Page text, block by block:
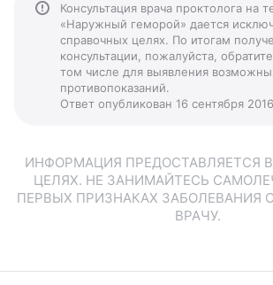
Консультация врача проктолога на
«Наружный геморой» дается
справочных целях. По итогам
консультации, пожалуйста,
том числе для выявления
противопоказаний.
Ответ опубликован 16 сентября 2016
ИНФОРМАЦИЯ ПРЕДОСТАВЛЯЕТСЯ
ЦЕЛЯХ. НЕ ЗАНИМАЙТЕСЬ
ПЕРВЫХ ПРИЗНАКАХ ЗАБОЛЕВАНИЯ
ВРАЧУ.